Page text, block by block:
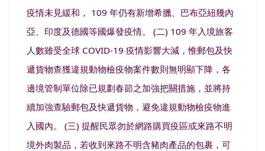
疫情未見緩和， 109 年仍有新增希臘、巴布亞紐幾內
亞、印度及德國等國爆發疫情。 (二) 109 年入境旅客
人數雖受全球 COVID-19 疫情影響大減，惟郵包及快
遞貨物查獲違規動物檢疫物案件數則無明顯下降，各
邊境管制單位除已規劃春節之加強把關措施，並將持
續加強查驗郵包及快遞貨物，避免違規動物檢疫物進
入國內。 (三) 提醒民眾勿於網路購買疫區或來路不明
境外肉製品，若收到來路不明含豬肉產品的包裹，可